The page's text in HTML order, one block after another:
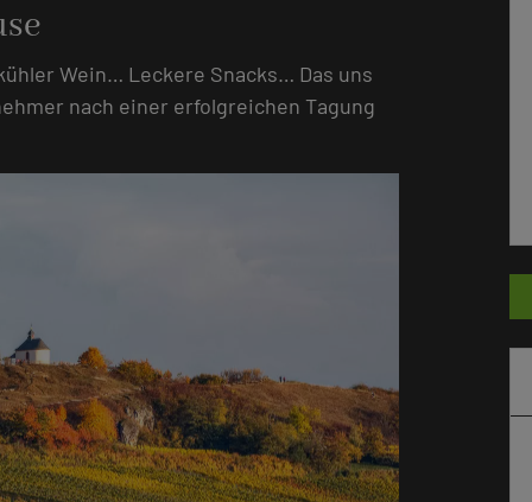
Wein… Leckere Snacks… Das uns
nach einer erfolgreichen Tagung